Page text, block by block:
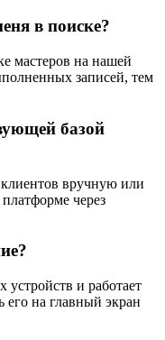
в поиске?
мастеров на нашей
записей, тем
базой
вручную или
через
и работает
на главный экран